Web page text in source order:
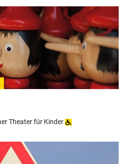
Theater für Kinder